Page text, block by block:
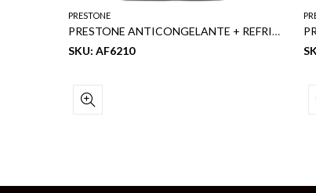
PRESTONE
PRESTONE ANTICONGELANTE + REFRIGERANTE (ROJO) PARA VEHÍCULOS ASIÁTICOS TOYOTA, LEXUS SCION
SKU: AF6210